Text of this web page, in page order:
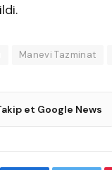
Manevi Tazminat
et Google News